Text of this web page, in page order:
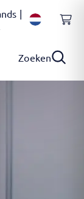
|
Zoeken